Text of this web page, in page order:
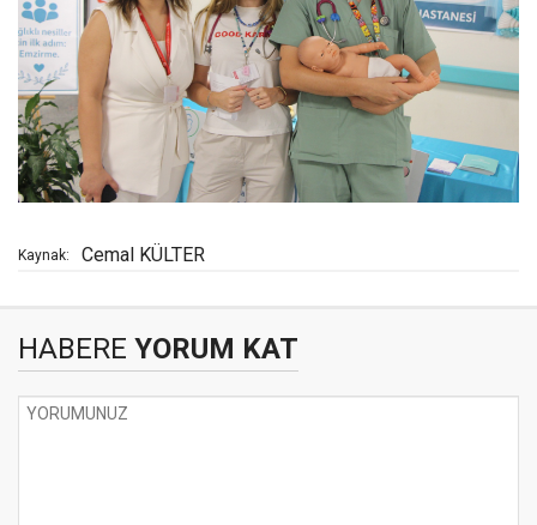
Kaynak: Cemal KÜLTER
HABERE YORUM KAT